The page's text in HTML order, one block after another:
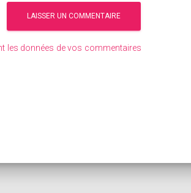
les données de vos commentaires